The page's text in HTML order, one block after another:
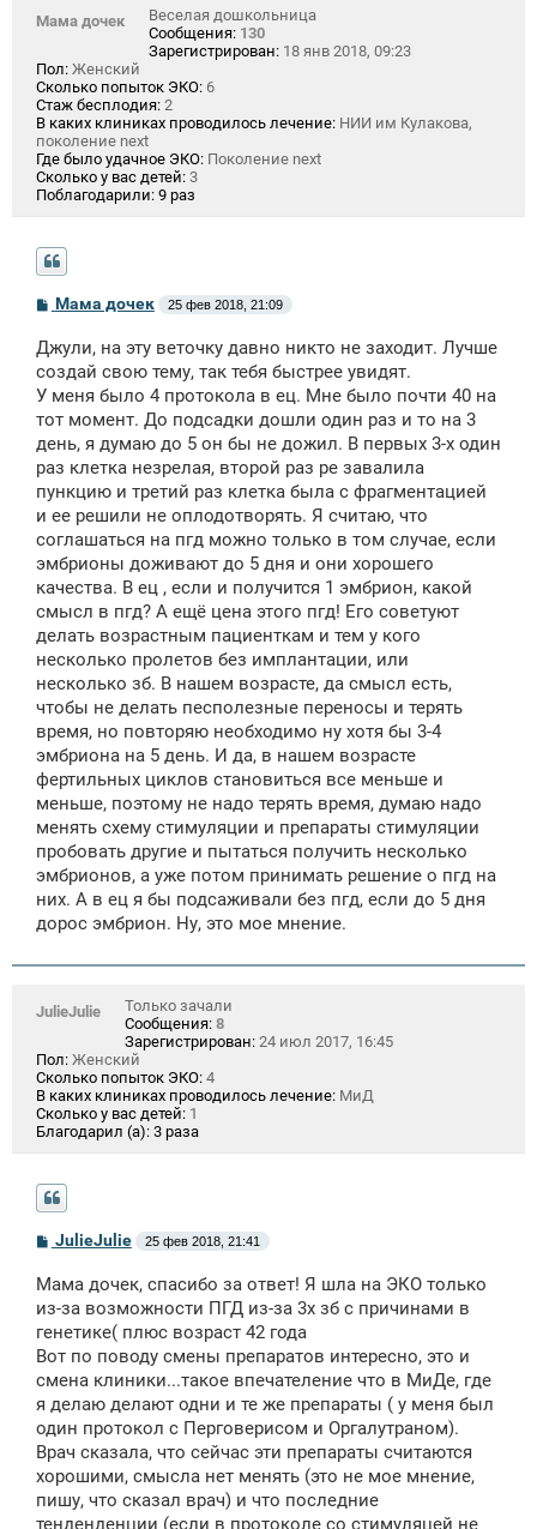
Мама дочек
Веселая дошкольница
Сообщения: 130
Зарегистрирован: 18 янв 2018, 09:23
Пол: Женский
Сколько попыток ЭКО: 6
Стаж бесплодия: 2
В каких клиниках проводилось лечение: НИИ им Кулакова,
поколение next
Где было удачное ЭКО: Поколение next
Сколько у вас детей: 3
Поблагодарили: 9 раз
С
б
щ
н
и
Мама дочек 25 фев 2018, 21:09
Джули, на эту веточку давно никто не заходит. Лучше
создай свою тему, так тебя быстрее увидят.
У меня было 4 протокола в ец. Мне было почти 40 на
тот момент. До подсадки дошли один раз и то на 3
день, я думаю до 5 он бы не дожил. В первых 3-х один
раз клетка незрелая, второй раз ре завалила
пункцию и третий раз клетка была с фрагментацией
и ее решили не оплодотворять. Я считаю, что
соглашаться на пгд можно только в том случае, если
эмбрионы доживают до 5 дня и они хорошего
качества. В ец , если и получится 1 эмбрион, какой
смысл в пгд? А ещё цена этого пгд! Его советуют
делать возрастным пациенткам и тем у кого
несколько пролетов без имплантации, или
несколько зб. В нашем возрасте, да смысл есть,
чтобы не делать песполезные переносы и терять
время, но повторяю необходимо ну хотя бы 3-4
эмбриона на 5 день. И да, в нашем возрасте
фертильных циклов становиться все меньше и
меньше, поэтому не надо терять время, думаю надо
менять схему стимуляции и препараты стимуляции
пробовать другие и пытаться получить несколько
эмбрионов, а уже потом принимать решение о пгд на
них. А в ец я бы подсаживали без пгд, если до 5 дня
дорос эмбрион. Ну, это мое мнение.
JulieJulie
Только зачали
Сообщения: 8
Зарегистрирован: 24 июл 2017, 16:45
Пол: Женский
Сколько попыток ЭКО: 4
В каких клиниках проводилось лечение: МиД
Сколько у вас детей: 1
Благодарил (а): 3 раза
б
щ
н
и
JulieJulie 25 фев 2018, 21:41
Мама дочек, спасибо за ответ! Я шла на ЭКО только
из-за возможности ПГД из-за 3х зб с причинами в
генетике( плюс возраст 42 года
Вот по поводу смены препаратов интересно, это и
смена клиники...такое впечателение что в МиДе, где
я делаю делают одни и те же препараты ( у меня был
один протокол с Перговерисом и Оргалутраном).
Врач сказала, что сейчас эти препараты считаются
хорошими, смысла нет менять (это не мое мнение,
пишу, что сказал врач) и что последние
тенденденции (если в протоколе со стимуляцей не